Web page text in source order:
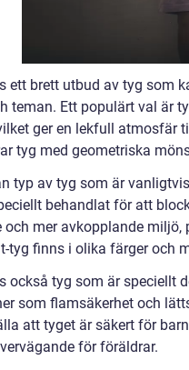
ett brett utbud av tyg som
teman. Ett populärt val är
ger en lekfull atmosfär
tyg med geometriska
typ av tyg som är
behandlat för att
och mer avkopplande
tyg finns i olika färger och
också tyg som är speciellt
som flamsäkerhet och
att tyget är säkert för
för föräldrar.